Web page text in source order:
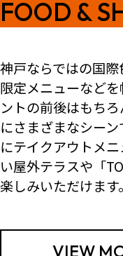
FOOD &
神戸ならではの国
限定メニューなど
ントの前後はもち
にさまざまなシー
にテイクアウトメ
い屋外テラスや「
楽しみいただけます。
VIEW